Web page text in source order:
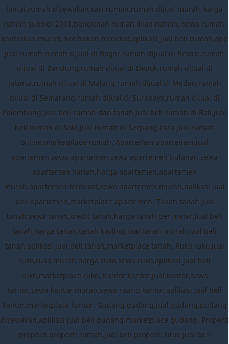
lantai,rumah disewakan,cari rumah,rumah dijual murah,harga
rumah subsidi 2019,bangunan rumah,iklan rumah, sewa rumah,
kontrakan murah, kontrakan terdekat,aplikasi jual beli rumah,app
jual rumah,rumah dijual di Bogor,rumah dijual di Bekasi,rumah
dijual di Bandung,rumah dijual di Depok,rumah dijual di
Jakarta,rumah dijual di Malang,rumah dijual di Medan,rumah
dijual di Semarang,rumah dijual di Surabaya,rumah dijual di
Palembang,jual beli rumah dan tanah,jual beli rumah di Bali,jual
beli rumah di Solo,jual rumah di Serpong,cara jual rumah
online,marketplace rumah. Apartemen apartemen,jual
apartemen,sewa apartemen,sewa apartemen bulanan,sewa
apartemen harian,harga apartemen,apartemen
murah,apartemen terdekat,sewa apartemen murah,aplikasi jual
beli apartemen,marketplace apartemen. Tanah tanah,jual
tanah,sewa tanah,kredit tanah,harga tanah per meter,jual beli
tanah,harga tanah,tanah kavling,jual tanah murah,jual beli
tanah,aplikasi jual beli tanah,marketplace tanah. Ruko ruko,jual
ruko,ruko murah,harga ruko,sewa ruko,aplikasi jual beli
ruko,marketplace ruko. Kantor kantor,jual kantor,sewa
kantor,sewa kantor murah,sewa ruang kantor,aplikasi jual beli
kantor,marketplace kantor. Gudang gudang,jual gudang,gudang
disewakan,aplikasi jual beli gudang,marketplace gudang. Properti
properti,properti rumah,jual beli properti,situs jual beli